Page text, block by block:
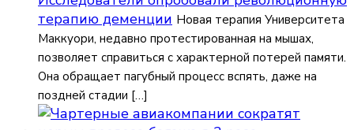
терапию деменции Новая терапия Университета
Маккуори, недавно протестированная на мышах,
позволяет справиться с характерной потерей памяти.
Она обращает пагубный процесс вспять, даже на
поздней стадии […]